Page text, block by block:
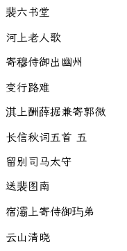
裴六书堂
河上老人歌
寄穆侍御出幽州
变行路难
淇上酬薛据兼寄郭微
长信秋词五首 五
留别司马太守
送裴图南
宿灞上寄侍御玙弟
云山清晓